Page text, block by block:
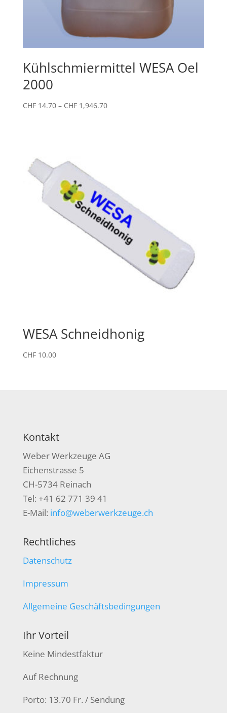
Kühlschmiermittel WESA Oel
2000
CHF14.70 – CHF1,946.70Preisspanne:
WESA Schneidhonig
CHF10.00
Kontakt
Weber Werkzeuge AG
Eichenstrasse 5
CH-5734 Reinach
Tel: +41 62 771 39 41
E-Mail: info@weberwerkzeuge.ch
Rechtliches
Datenschutz
Impressum
Allgemeine Geschäftsbedingungen
Ihr Vorteil
Keine Mindestfaktur
Auf Rechnung
Porto: 13.70 Fr. / Sendung